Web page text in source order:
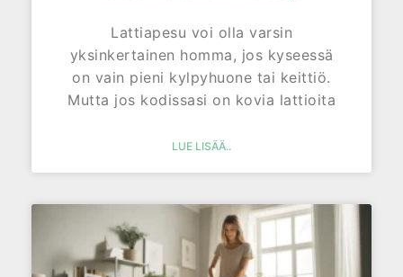
Lattiapesu voi olla varsin
yksinkertainen homma, jos kyseessä
on vain pieni kylpyhuone tai keittiö.
Mutta jos kodissasi on kovia lattioita
LUE LISÄÄ..